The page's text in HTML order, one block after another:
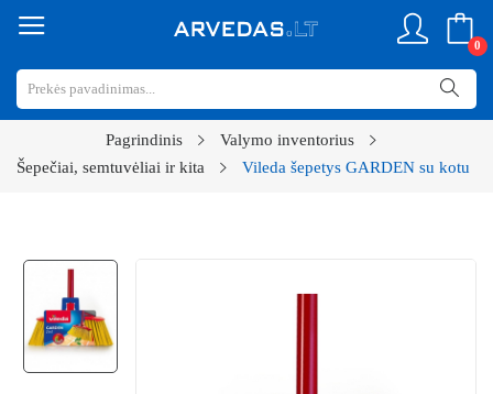
0
Pagrindinis
Valymo inventorius
Šepečiai, semtuvėliai ir kita
Vileda šepetys GARDEN su kotu